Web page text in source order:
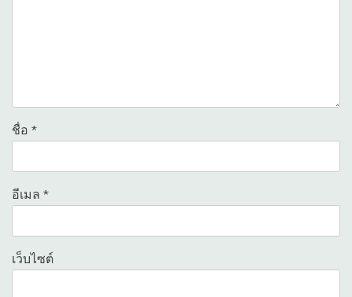
ชื่อ *
อีเมล *
เว็บไซต์